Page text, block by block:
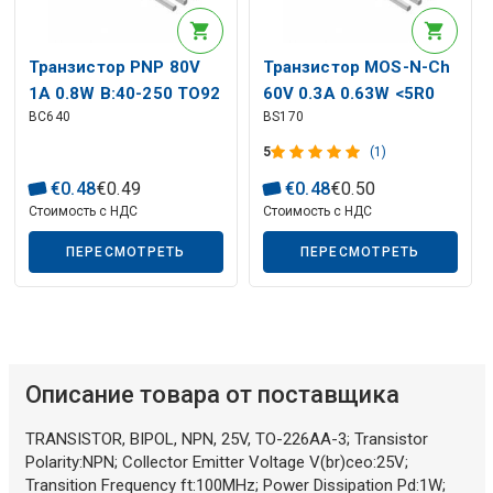
Транзистор PNP 80V
1A 0.8W B:40-250 TO92
BC640
€0.48€0.49
Стоимость с НДС
ПЕРЕСМОТРЕТЬ
Транзистор MOS-N-Ch
60V 0.3A 0.63W <5R0
TO92
BS170
5 (1)
€0.48€0.50
Стоимость с НДС
ПЕРЕСМОТРЕТЬ
Описание товара от поставщика
TRANSISTOR, BIPOL, NPN, 25V, TO-226AA-3; Transistor
Polarity:NPN; Collector Emitter Voltage V(br)ceo:25V;
Transition Frequency ft:100MHz; Power Dissipation Pd:1W;